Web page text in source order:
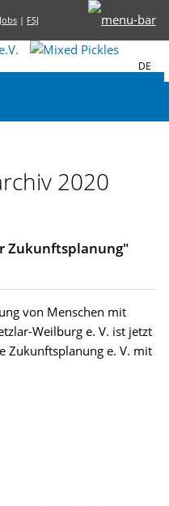
Jobs | FSJ
DE
2020
Zukunftsplanung"
von Menschen mit
Weilburg e. V. ist jetzt
Zukunftsplanung e. V. mit